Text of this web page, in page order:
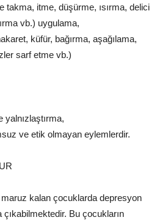
takma, itme, düşürme, ısırma, delici
vb.) uygulama,
küfür, bağırma, aşağılama,
sarf etme vb.)
yalnızlaştırma,
ve etik olmayan eylemlerdir.
maruz kalan çocuklarda depresyon
Bu çocukların